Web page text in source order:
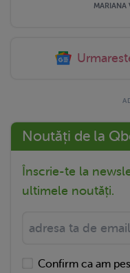
Noutăți de la
Înscrie-te la
ultimele noutăți.
Confirm ca am